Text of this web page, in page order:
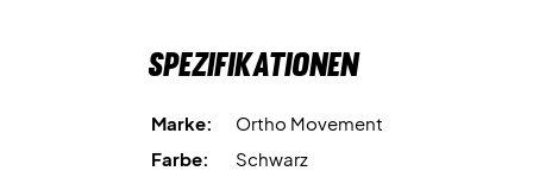
Spezifikationen
Marke:
Ortho Movement
Farbe:
Schwarz